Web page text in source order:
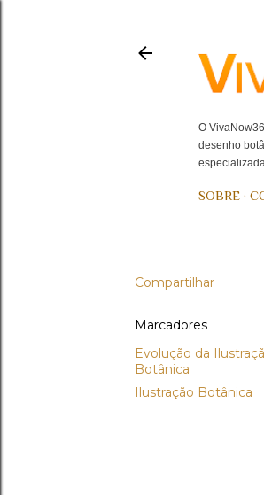
O
desenho
SOBRE
Compartilhar
Marcadores
Evolução da
Botânica
Ilustração Botânica